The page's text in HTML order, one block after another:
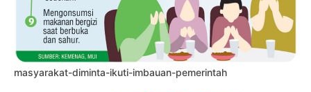
masyarakat-diminta-ikuti-imbauan-pemerintah